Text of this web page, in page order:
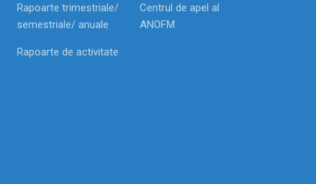
Rapoarte trimestriale/
semestriale/ anuale
Rapoarte de activitate
Centrul de apel al
ANOFM